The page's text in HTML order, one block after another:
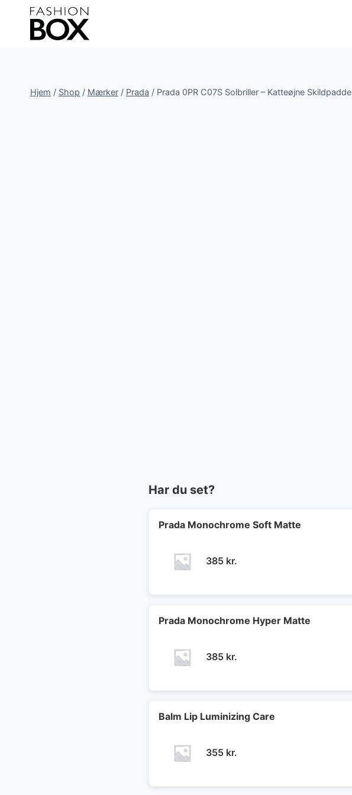
Fortsæt
indhold
Hjem / Shop / Mærker / Prada / Prada 0PR C07S Solbriller – Katteøjne Skildpadde
Har du set?
Prada Monochrome Soft Matte
385 kr.
Prada Monochrome Hyper Matte
385 kr.
Balm Lip Luminizing Care
355 kr.